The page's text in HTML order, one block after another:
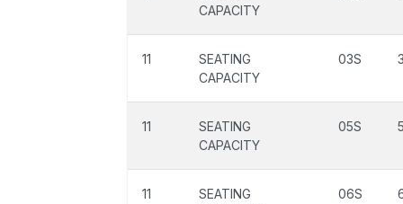
CAPACITY
11
SEATING
CAPACITY
03S
11
SEATING
CAPACITY
05S
11
SEATING
06S